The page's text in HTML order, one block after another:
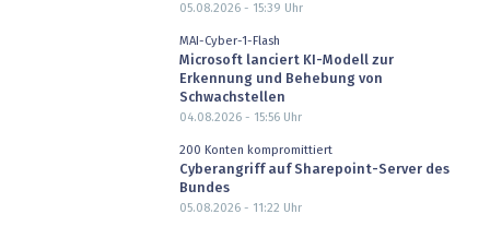
05.08.2026 - 15:39 Uhr
MAI-Cyber-1-Flash
Microsoft lanciert KI-Modell zur
Erkennung und Behebung von
Schwachstellen
04.08.2026 - 15:56Uhr
200 Konten kompromittiert
Cyberangriff auf Sharepoint-Server des
Bundes
05.08.2026 - 11:22 Uhr